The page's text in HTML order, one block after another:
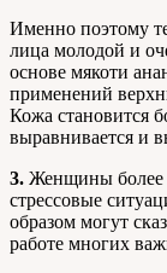
Именно поэтому
лица молодой и
основе мякоти
применений
Кожа становится
выравнивается и
3. Женщины более
стрессовые
образом могут
работе многих